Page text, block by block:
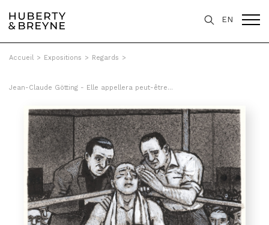
EN
Accueil > Expositions > Regards >
Jean-Claude Götting - Elle appellera peut-être...